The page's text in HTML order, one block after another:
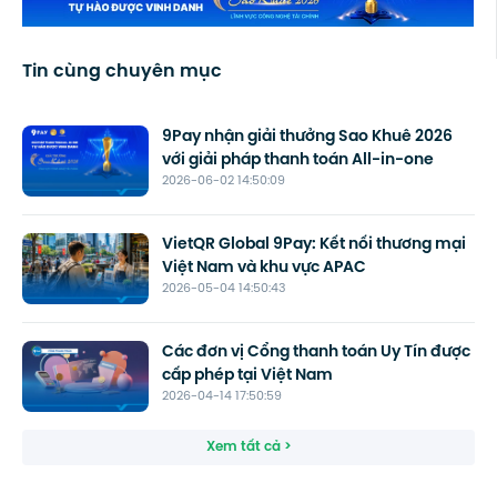
Tin cùng chuyên mục
2026-06-02 14:50:09
9Pay nhận giải thưởng Sao Khuê 2026
với giải pháp thanh toán All-in-one
2026-05-04 14:50:43
VietQR Global 9Pay: Kết nối thương mại
Việt Nam và khu vực APAC
2026-04-14 17:50:59
Các đơn vị Cổng thanh toán Uy Tín được
cấp phép tại Việt Nam
Xem tất cả >